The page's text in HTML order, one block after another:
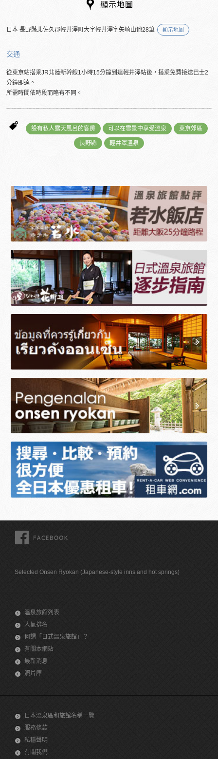
顯示地圖
日本 長野縣北佐久郡輕井澤町大字輕井澤字矢崎山他28筆 顯示地圖
交通
從東京站搭乘JR北陸新幹線1小時15分鐘到達輕井澤站後，搭乘免費接送巴士2
分鐘即達。
所需時間依時段而略有不同。
設有私人露天風呂的客房 可以在雪景中享受溫泉 東京郊區
長野縣 輕井澤溫泉
Selected Onsen Ryokan (Japanese-style inns and hot springs)
溫泉旅館列表
人氣排名
何謂「日式溫泉旅館」？
有關本網站
最新消息
照片庫
日本溫泉區和旅館名稱一覽
服務條款
私穩聲明
有關我們